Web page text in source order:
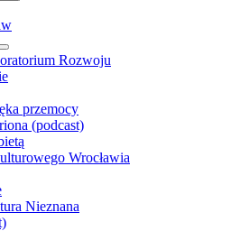
Rozwoju
przemocy
(podcast)
Wrocławia
Nieznana